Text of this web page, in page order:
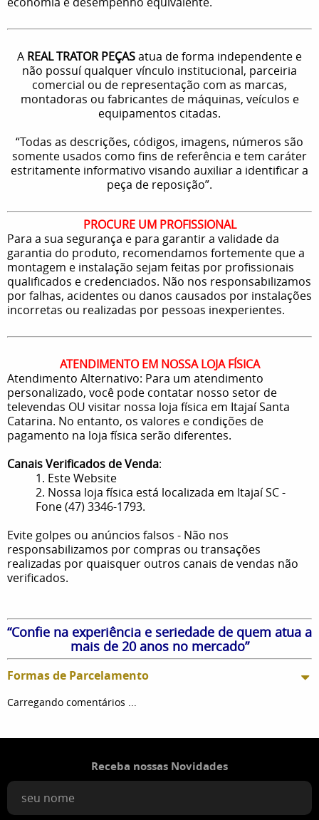
A REAL TRATOR PEÇASatua de forma independente e
não possuí qualquer vínculo institucional, parceiria
comercial ou de representação com as marcas,
montadoras ou fabricantes de máquinas, veículos e
equipamentos citadas.
“Todas as descrições, códigos, imagens, números são
somente usados como fins de referência e tem caráter
estritamente informativo visando auxiliar a identificar a
peça de reposição”.
PROCURE UM PROFISSIONAL
Para a sua segurança e para garantir a validade da
garantia do produto, recomendamos fortemente que a
montagem e instalação sejam feitas por profissionais
qualificados e credenciados. Não nos responsabilizamos
por falhas, acidentes ou danos causados por instalações
incorretas ou realizadas por pessoas inexperientes.
ATENDIMENTO EM NOSSA LOJA FÍSICA
Atendimento Alternativo: Para um atendimento
personalizado, você pode contatar nosso setor de
televendas OU visitar nossa loja física em Itajaí Santa
Catarina. No entanto, os valores e condições de
pagamento na loja física serão diferentes.
Canais Verificados de Venda:
1. Este Website
2. Nossa loja física está localizada em Itajaí SC -
Fone (47) 3346-1793.
Evite golpes ou anúncios falsos - Não nos
responsabilizamos por compras ou transações
realizadas por quaisquer outros canais de vendas não
verificados.
“Confie na experiência e seriedade de quem atua a
mais de 20 anos no mercado”
Formas de Parcelamento
Carregando comentários ...
Receba nossas Novidades